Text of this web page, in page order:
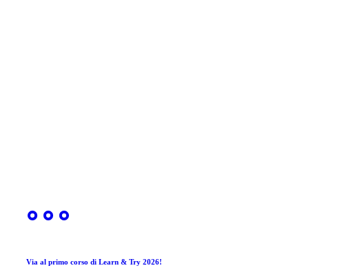
Via al primo corso di Learn & Try 2026!